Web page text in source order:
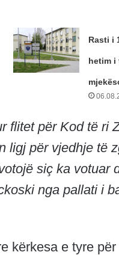
Rasti i
hetim i
flitet për Kod të ri
ligj për vjedhje të
siç ka votuar
nga pallati i
kërkesa e tyre